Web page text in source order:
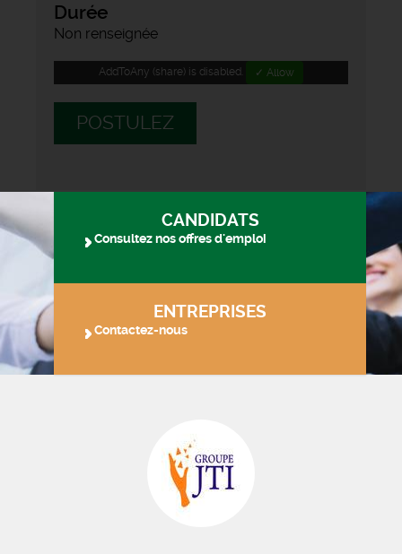
Durée
Non renseignée
AddToAny (share) is disabled. ✓ Allow
POSTULEZ
CANDIDATS
Consultez nos offres d'emploi
ENTREPRISES
Contactez-nous